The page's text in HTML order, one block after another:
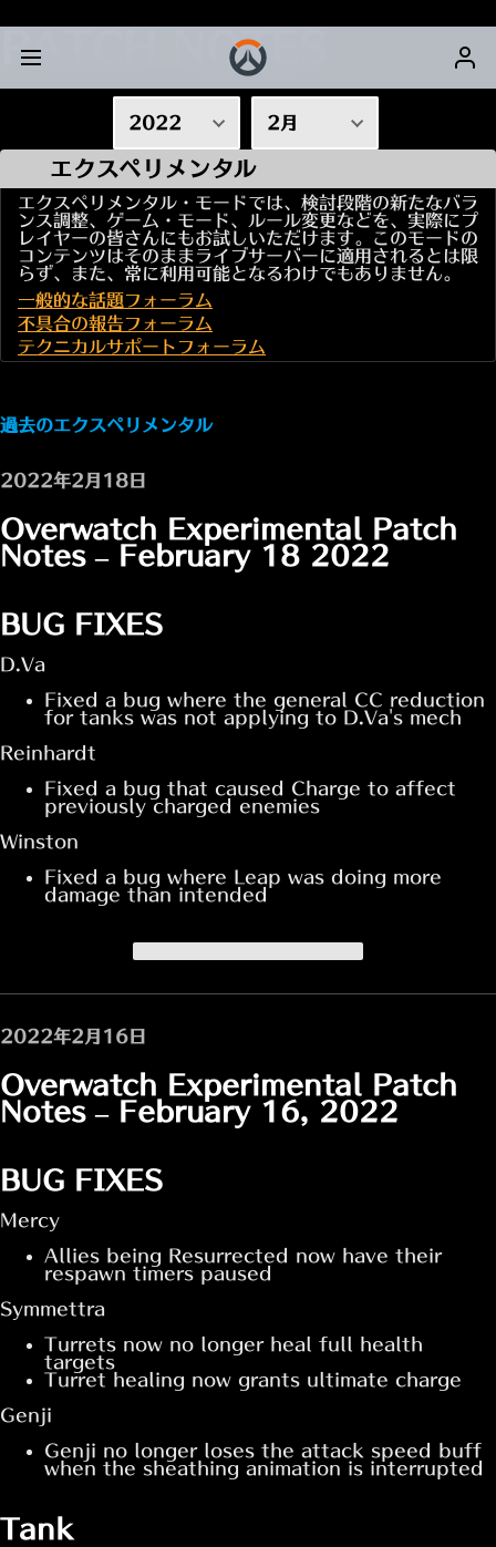
PATCH NOTES
2022
2026
2025
2024
2023
2022
2021
2019
2017
2016
2月
2月
3月
4月
11月
12月
過去のエクスペリメンタル
2022年2月18日
Overwatch Experimental Patch
Notes – February 18 2022
BUG FIXES
D.Va
Fixed a bug where the general CC reduction
for tanks was not applying to D.Va's mech
Reinhardt
Fixed a bug that caused Charge to affect
previously charged enemies
Winston
Fixed a bug where Leap was doing more
damage than intended
2022年2月16日
Overwatch Experimental Patch
Notes – February 16, 2022
BUG FIXES
Mercy
Allies being Resurrected now have their
respawn timers paused
Symmettra
Turrets now no longer heal full health
targets
Turret healing now grants ultimate charge
Genji
Genji no longer loses the attack speed buff
when the sheathing animation is interrupted
Tank
エクスペリメンタル
エクスペリメンタル・モードでは、検討段階の新たなバラ
ンス調整、ゲーム・モード、ルール変更などを、実際にプ
レイヤーの皆さんにもお試しいただけます。このモードの
コンテンツはそのままライブサーバーに適用されるとは限
らず、また、常に利用可能となるわけでもありません。
一般的な話題フォーラム
不具合の報告フォーラム
テクニカルサポートフォーラム